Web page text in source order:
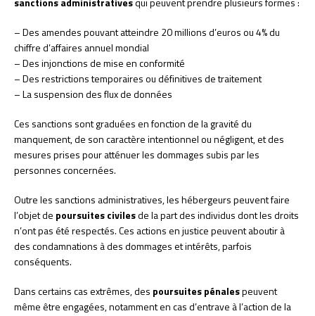
– Des amendes pouvant atteindre 20 millions d’euros ou 4% du
chiffre d’affaires annuel mondial
– Des injonctions de mise en conformité
– Des restrictions temporaires ou définitives de traitement
– La suspension des flux de données
Ces sanctions sont graduées en fonction de la gravité du
manquement, de son caractère intentionnel ou négligent, et des
mesures prises pour atténuer les dommages subis par les
personnes concernées.
Outre les sanctions administratives, les hébergeurs peuvent faire
l’objet de poursuites civilesde la part des individus dont les droits
n’ont pas été respectés. Ces actions en justice peuvent aboutir à
des condamnations à des dommages et intérêts, parfois
conséquents.
Dans certains cas extrêmes, des poursuites pénalespeuvent
même être engagées, notamment en cas d’entrave à l’action de la